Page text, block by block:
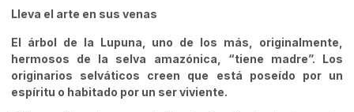
Lleva el arte en sus venas
El árbol de la Lupuna, uno de los más, originalmente,
hermosos de la selva amazónica, “tiene madre”. Los
originarios selváticos creen que está poseído por un
espíritu o habitado por un ser viviente.